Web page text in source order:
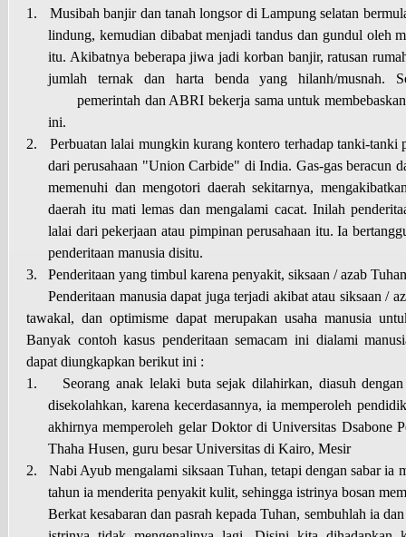
1.
Musibah banjir dan tanah longsor di Lampung selatan
lindung, kemudian dibabat menjadi tandus dan gundul oleh
itu. Akibatnya beberapa jiwa jadi korban banjir, ratusan
jumlah ternak dan harta benda yang hilanh/musnah.
pemerintah dan ABRI bekerja sama untuk
ini.
2.
Perbuatan lalai mungkin kurang kontero terhadap tanki-tanki
dari perusahaan "Union Carbide" di India. Gas-gas beracun
memenuhi dan mengotori daerah sekitarnya,
daerah itu mati lemas dan mengalami cacat. Inilah
lalai dari pekerjaan atau pimpinan perusahaan itu. Ia
penderitaan manusia disitu.
3.
Penderitaan yang timbul karena penyakit, siksaan / azab Tuhan
Penderitaan manusia dapat juga terjadi akibat atau siksaan /
tawakal, dan optimisme dapat merupakan usaha manusia
Banyak contoh kasus penderitaan semacam ini dialami
dapat diungkapkan berikut ini :
1.
Seorang anak lelaki buta sejak dilahirkan, diasuh
disekolahkan, karena kecerdasannya, ia memperoleh
akhirnya memperoleh gelar Doktor di Universitas Dsabone
Thaha Husen, guru besar Universitas di Kairo, Mesir
2.
Nabi Ayub mengalami siksaan Tuhan, tetapi dengan sabar ia
tahun ia menderita penyakit kulit, sehingga istrinya bosan
Berkat kesabaran dan pasrah kepada Tuhan, sembuhlah ia